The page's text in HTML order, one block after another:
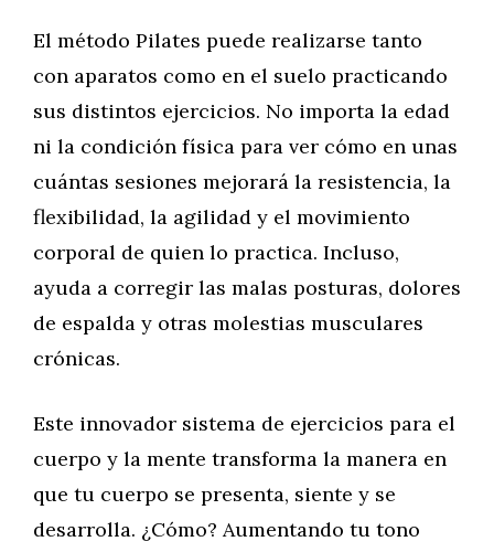
El método Pilates puede realizarse tanto
con aparatos como en el suelo practicando
sus distintos ejercicios. No importa la edad
ni la condición física para ver cómo en unas
cuántas sesiones mejorará la resistencia, la
flexibilidad, la agilidad y el movimiento
corporal de quien lo practica. Incluso,
ayuda a corregir las malas posturas, dolores
de espalda y otras molestias musculares
crónicas.
Este innovador sistema de ejercicios para el
cuerpo y la mente transforma la manera en
que tu cuerpo se presenta, siente y se
desarrolla. ¿Cómo? Aumentando tu tono